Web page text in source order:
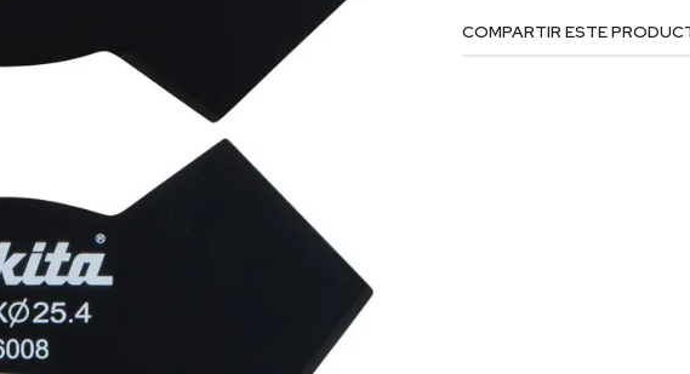
COMPARTIR ESTE